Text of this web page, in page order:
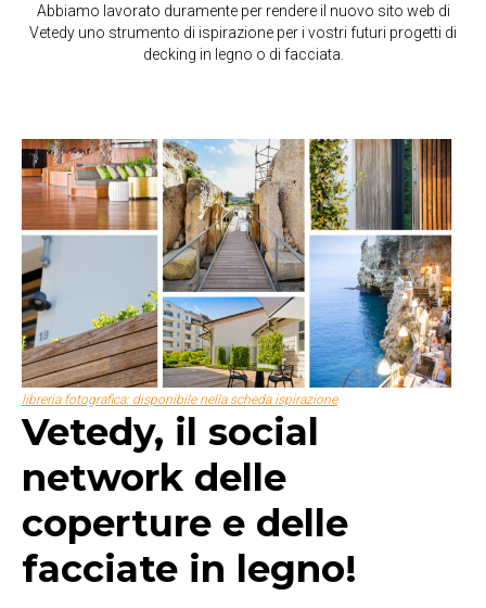
Abbiamo lavorato duramente per rendere il nuovo sito web di
Vetedy uno strumento di ispirazione per i vostri futuri progetti di
decking in legno o di facciata.
libreria fotografica: disponibile nella scheda ispirazione
Vetedy, il social
network delle
coperture e delle
facciate in legno!